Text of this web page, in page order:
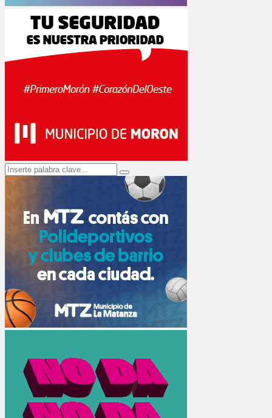
Search
for:
Search